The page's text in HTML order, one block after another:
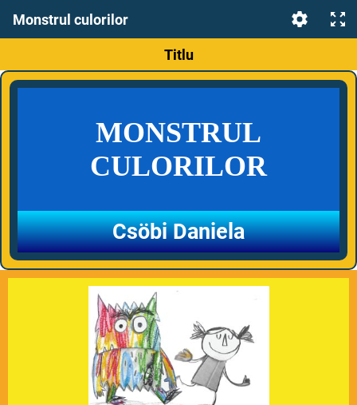
Monstrul culorilor
Titlu
MONSTRUL
CULORILOR
Csöbi Daniela